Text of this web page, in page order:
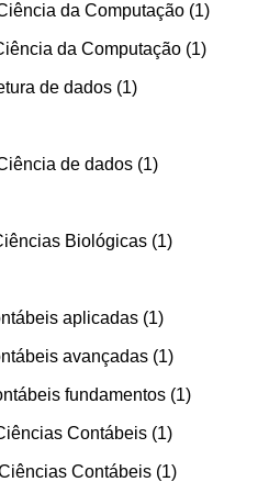
da Computação 1
da Computação 1
de dados 1
de dados 1
Biológicas 1
aplicadas 1
avançadas 1
fundamentos 1
Contábeis 1
Contábeis 1